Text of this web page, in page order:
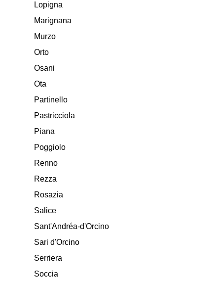
Lopigna
Marignana
Murzo
Orto
Osani
Ota
Partinello
Pastricciola
Piana
Poggiolo
Renno
Rezza
Rosazia
Salice
Sant'Andréa-d'Orcino
Sari d'Orcino
Serriera
Soccia